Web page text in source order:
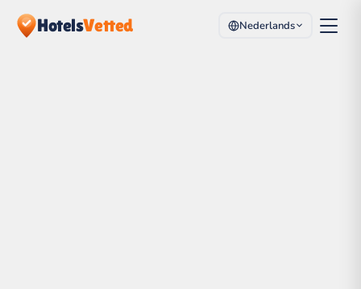
HotelsVetted Nederlands